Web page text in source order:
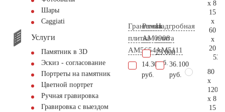
Шары
Сaggiati
Услуги
Памятник в 3D
Эскиз - согласование
Портреты на памятник
Цветной портрет
Ручная гравировка
Гравировка с выездом
Гранитная
плитка
AM5654
14.300
руб.
Рамка
AM0908
23.000
руб.
Надгробная
плита
AM5111
36.100
руб.
x 8
15
x
60
x
20
80
x
120
x 8
15